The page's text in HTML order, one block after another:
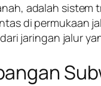
adalah
di permukaan
jaringan jalur